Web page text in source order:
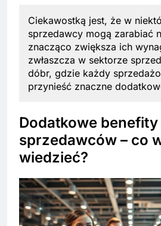
Ciekawostką jest, że w
sprzedawcy mogą zarabiać
znacząco zwiększa ich
zwłaszcza w sektorze
dóbr, gdzie każdy
przynieść znaczne
Dodatkowe benefity
sprzedawców – co
wiedzieć?